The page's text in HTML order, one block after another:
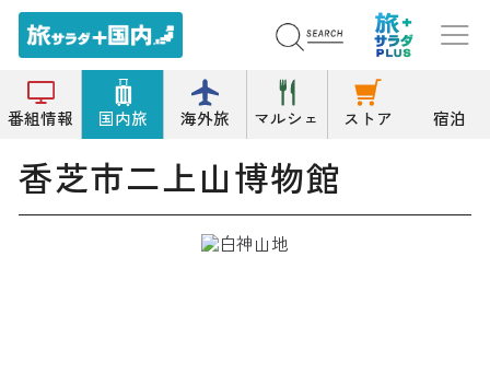
番組情報 国内旅 海外旅 マルシェ ストア 宿泊
トップ 博物館/科学館 香芝市二上山博物館
香芝市二上山博物館